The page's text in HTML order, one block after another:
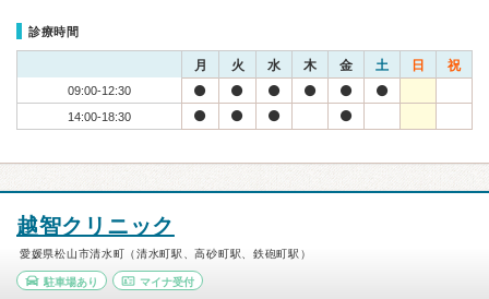
診療時間
月 火 水 木 金 土 日 祝
09:00-12:30
14:00-18:30
越智クリニック
愛媛県松山市清水町（清水町駅、高砂町駅、鉄砲町駅）
駐車場あり マイナ受付